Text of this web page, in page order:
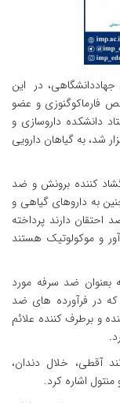
در این
فارماکوگنوزی و عضو
دانشکده داروسازی و
شد، به گیاهان دارویی
کننده برونش و ضد
به داروهای گیاهی و
دارند پرداخته
و موکولوتیک هستند
بعنوان ضد سرفه مورد
که در فرآورده های ضد
و برطرف کننده علائم
آقطی، خلال دندان،
منتول اشاره کرد.